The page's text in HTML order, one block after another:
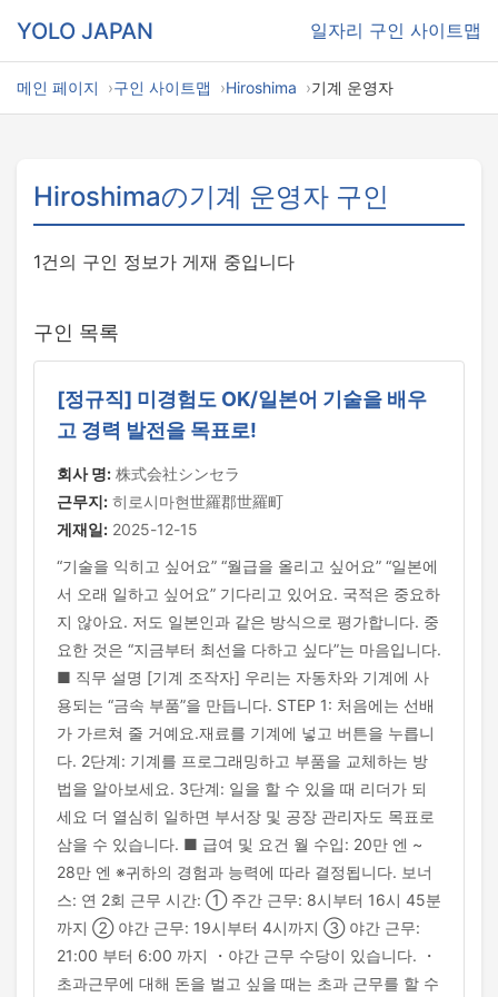
YOLO JAPAN 일자리 구인 사이트맵
메인 페이지 구인 사이트맵 Hiroshima 기계 운영자
Hiroshimaの기계 운영자 구인
1건의 구인 정보가 게재 중입니다
구인 목록
[정규직] 미경험도 OK/일본어 기술을 배우
고 경력 발전을 목표로!
회사 명: 株式会社シンセラ
근무지: 히로시마현世羅郡世羅町
게재일: 2025-12-15
“기술을 익히고 싶어요” “월급을 올리고 싶어요” “일본에
서 오래 일하고 싶어요” 기다리고 있어요. 국적은 중요하
지 않아요. 저도 일본인과 같은 방식으로 평가합니다. 중
요한 것은 “지금부터 최선을 다하고 싶다”는 마음입니다.
■ 직무 설명 [기계 조작자] 우리는 자동차와 기계에 사
용되는 “금속 부품”을 만듭니다. STEP 1: 처음에는 선배
가 가르쳐 줄 거예요.재료를 기계에 넣고 버튼을 누릅니
다. 2단계: 기계를 프로그래밍하고 부품을 교체하는 방
법을 알아보세요. 3단계: 일을 할 수 있을 때 리더가 되
세요 더 열심히 일하면 부서장 및 공장 관리자도 목표로
삼을 수 있습니다. ■ 급여 및 요건 월 수입: 20만 엔 ~
28만 엔 ※귀하의 경험과 능력에 따라 결정됩니다. 보너
스: 연 2회 근무 시간: ① 주간 근무: 8시부터 16시 45분
까지 ② 야간 근무: 19시부터 4시까지 ③ 야간 근무:
21:00 부터 6:00 까지 ・야간 근무 수당이 있습니다. ・
초과근무에 대해 돈을 벌고 싶을 때는 초과 근무를 할 수